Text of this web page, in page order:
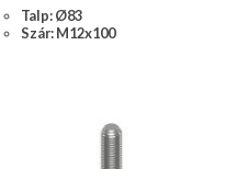
Talp: Ø83
Szár: M12x100